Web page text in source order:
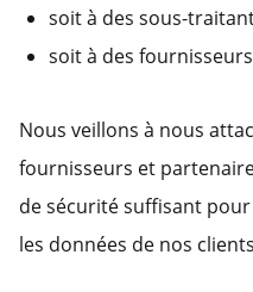
soit à des sous-
soit à des
Nous veillons à nous
fournisseurs et
de sécurité suffisant
les données de nos